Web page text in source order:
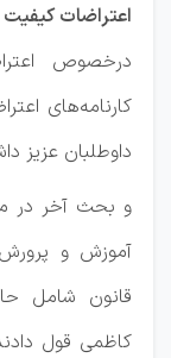
اعتراضات
درخصوص
کارنامه‌های
داوطلبان عزیز
و بحث آخر در
آموزش و پرورش
قانون شامل
کاظمی قول